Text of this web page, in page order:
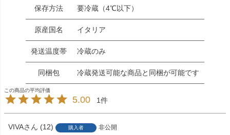
保存方法 要冷蔵（4℃以下）
原産国名 イタリア
発送温度帯 冷蔵のみ
同梱包 冷蔵発送可能な商品と同梱が可能です
5.00 1
VIVA 12 購入者
非公開